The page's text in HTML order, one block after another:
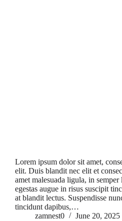
Lorem ipsum dolor sit amet,
elit. Duis blandit nec elit et
amet malesuada ligula, in
egestas augue in risus suscipit
at blandit lectus. Suspendisse
tincidunt dapibus,…
zamnest0
June 20, 2025